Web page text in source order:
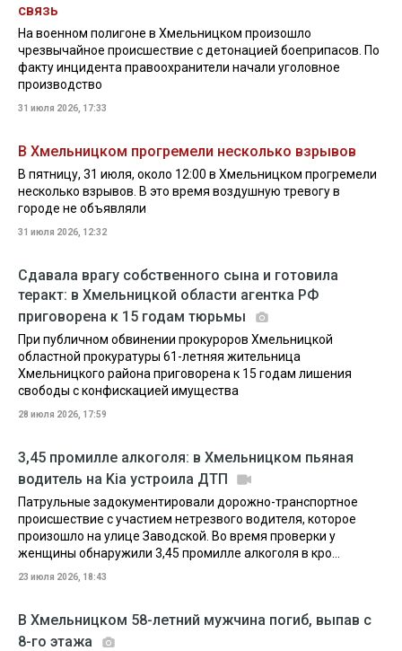
связь
На военном полигоне в Хмельницком произошло
чрезвычайное происшествие с детонацией боеприпасов. По
факту инцидента правоохранители начали уголовное
производство
31 июля 2026, 17:33
В Хмельницком прогремели несколько взрывов
В пятницу, 31 июля, около 12:00 в Хмельницком прогремели
несколько взрывов. В это время воздушную тревогу в
городе не объявляли
31 июля 2026, 12:32
Сдавала врагу собственного сына и готовила
теракт: в Хмельницкой области агентка РФ
приговорена к 15 годам тюрьмы
При публичном обвинении прокуроров Хмельницкой
областной прокуратуры 61-летняя жительница
Хмельницкого района приговорена к 15 годам лишения
свободы с конфискацией имущества
28 июля 2026, 17:59
3,45 промилле алкоголя: в Хмельницком пьяная
водитель на Kia устроила ДТП
Патрульные задокументировали дорожно-транспортное
происшествие с участием нетрезвого водителя, которое
произошло на улице Заводской. Во время проверки у
женщины обнаружили 3,45 промилле алкоголя в кро...
23 июля 2026, 18:43
В Хмельницком 58-летний мужчина погиб, выпав с
8-го этажа